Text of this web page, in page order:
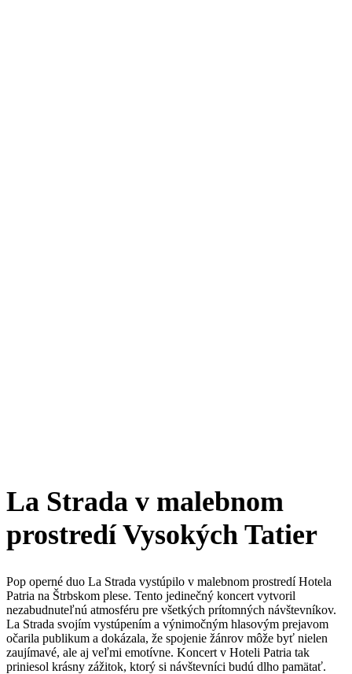
La Strada v malebnom
prostredí Vysokých Tatier
Pop operné duo La Strada vystúpilo v malebnom prostredí Hotela
Patria na Štrbskom plese. Tento jedinečný koncert vytvoril
nezabudnuteľnú atmosféru pre všetkých prítomných návštevníkov.
La Strada svojím vystúpením a výnimočným hlasovým prejavom
očarila publikum a dokázala, že spojenie žánrov môže byť nielen
zaujímavé, ale aj veľmi emotívne. Koncert v Hoteli Patria tak
priniesol krásny zážitok, ktorý si návštevníci budú dlho pamätať.